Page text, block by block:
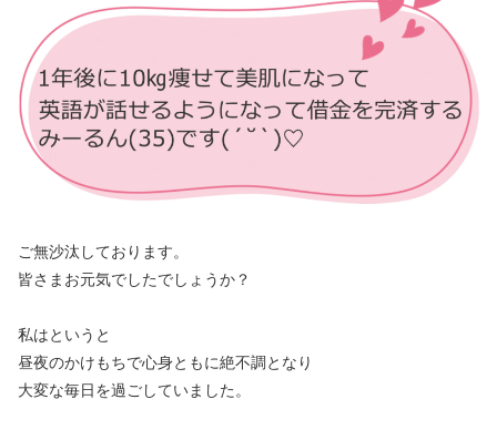
ご無沙汰しております。
皆さまお元気でしたでしょうか？
私はというと
昼夜のかけもちで心身ともに絶不調となり
大変な毎日を過ごしていました。